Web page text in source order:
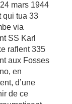
mars 1944
qui tua 33
via
SS Karl
raflent 335
aux Fosses
en
d’une
de ce